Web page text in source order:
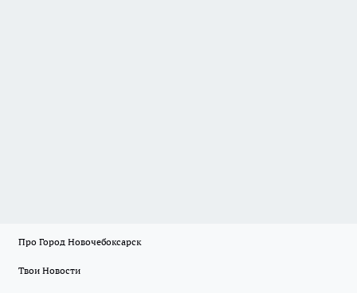
Про Город Новочебоксарск
Твои Новости